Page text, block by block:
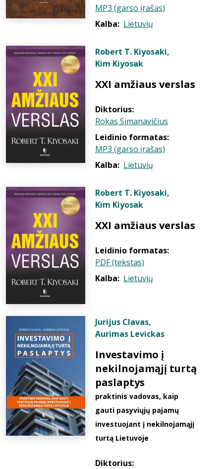
MP3 (garso įrašas)
Kalba: Lietuvių
Robert T. Kiyosaki,
Kim Kiyosak
XXI amžiaus verslas
Diktorius:
Rokas Simanavičius
Leidinio formatas:
MP3 (garso įrašas)
Kalba: Lietuvių
Robert T. Kiyosaki,
Kim Kiyosak
XXI amžiaus verslas
Leidinio formatas:
PDF (tekstas)
Kalba: Lietuvių
Jurijus Clavas,
Aurimas Levickas
Investavimo į
nekilnojamąjį turtą
paslaptys
praktinis vadovas, kaip
gauti pasyviųjų pajamų
investuojant į nekilnojamąjį
turtą Lietuvoje
Diktorius: